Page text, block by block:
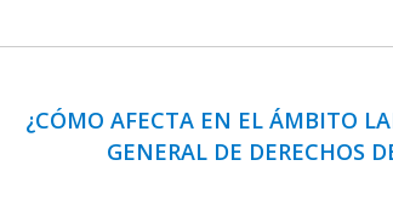
LinkedIn
¿CÓMO AFECTA EN EL ÁMBITO
GENERAL DE DERECHOS